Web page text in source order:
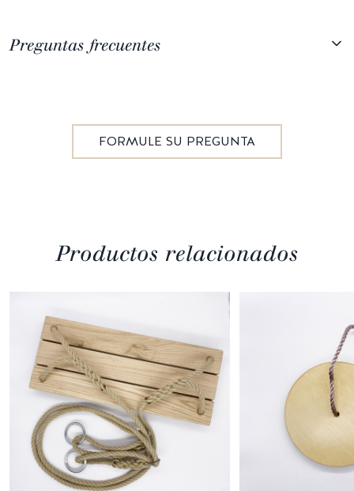
Preguntas frecuentes
FORMULE SU PREGUNTA
Productos relacionados